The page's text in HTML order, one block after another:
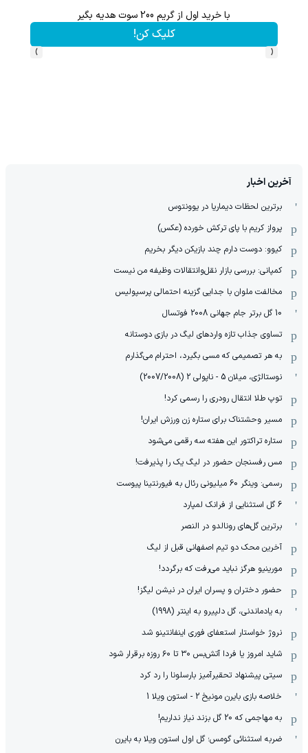
با خرید اول از گریم 200 سوت هدیه بگیر
کلیک کن!
‹
›
آخرین اخبار
برترین لحظات دیماریا در یوونتوس
پرواز کریم با پای ترکش خورده (عکس)
کیوو: دوست دارم چند بازیکن دیگر بخریم
کمپانی: بررسی بازار نقل‌وانتقالات وظیفه من نیست
مخالفت ملوان با جدایی گزینه احتمالی پرسپولیس
10 گل برتر جام جهانی 2008 فوتسال
تساوی جذاب تازه واردهای لیگ در بازی دوستانه
به هر تصمیمی که مسی بگیرد، احترام می‌گذارم
نوستالژی، میلان 5 - ناپولی 2 (2007/2008)
توپ طلا انتقال رودری را رسمی کرد!
مسیر وحشتناک برای ستاره زن ورزش ایران!
ستاره تراکتور این هفته سه رقمی می‌شود
مس رفسنجان حضور در لیگ یک را پذیرفت!
رسمی: وینگر 60 میلیونی رئال به فیورنتینا پیوست
6 گل استثنایی از فرانک لمپارد
برترین گل‌های رونالدو در النصر
آخرین محک دو تیم اصفهانی قبل از لیگ
مورینیو هرگز نباید می‌رفت که برگردد!
حضور دختران و پسران ایران در نیشن لیگز!
به یادماندنی، گل دلپیرو به اینتر (1998)
نروژ خواستار استعفای فوری اینفانتینو شد
شاید امروز یا فردا آتش‌بس ۳۰ تا ۶۰ روزه برقرار شود
سیتی پیشنهاد تحقیرآمیز بارسلونا را رد کرد
خلاصه بازی بایرن مونیخ 2 - استون ویلا 1
به مهاجمی که 20 گل بزند نیاز نداریم!
ضربه استثنائی گومس؛ گل اول استون ویلا به بایرن